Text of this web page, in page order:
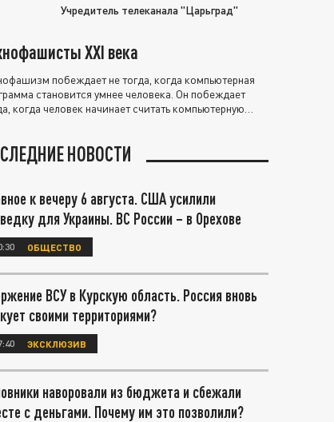
Учредитель телеканала "Царьград"
XXI века
побеждает не тогда, когда компьютерная
становится умнее человека. Он побеждает
когда человек начинает считать компьютерную
НОВОСТИ
к вечеру 6 августа. США усилили
для Украины. ВС России – в Орехове
ОБЩЕСТВО
ВСУ в Курскую область. Россия вновь
своими территориями?
ЭКСКЛЮЗИВ
наворовали из бюджета и сбежали
с деньгами. Почему им это позволили?